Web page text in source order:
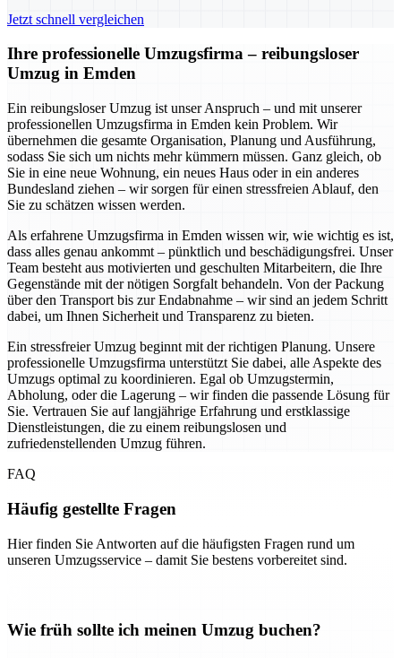
Jetzt schnell vergleichen
Ihre professionelle Umzugsfirma – reibungsloser
Umzug in Emden
Ein reibungsloser Umzug ist unser Anspruch – und mit unserer
professionellen Umzugsfirma in Emden kein Problem. Wir
übernehmen die gesamte Organisation, Planung und Ausführung,
sodass Sie sich um nichts mehr kümmern müssen. Ganz gleich, ob
Sie in eine neue Wohnung, ein neues Haus oder in ein anderes
Bundesland ziehen – wir sorgen für einen stressfreien Ablauf, den
Sie zu schätzen wissen werden.
Als erfahrene Umzugsfirma in Emden wissen wir, wie wichtig es ist,
dass alles genau ankommt – pünktlich und beschädigungsfrei. Unser
Team besteht aus motivierten und geschulten Mitarbeitern, die Ihre
Gegenstände mit der nötigen Sorgfalt behandeln. Von der Packung
über den Transport bis zur Endabnahme – wir sind an jedem Schritt
dabei, um Ihnen Sicherheit und Transparenz zu bieten.
Ein stressfreier Umzug beginnt mit der richtigen Planung. Unsere
professionelle Umzugsfirma unterstützt Sie dabei, alle Aspekte des
Umzugs optimal zu koordinieren. Egal ob Umzugstermin,
Abholung, oder die Lagerung – wir finden die passende Lösung für
Sie. Vertrauen Sie auf langjährige Erfahrung und erstklassige
Dienstleistungen, die zu einem reibungslosen und
zufriedenstellenden Umzug führen.
FAQ
Häufig gestellte Fragen
Hier finden Sie Antworten auf die häufigsten Fragen rund um
unseren Umzugsservice – damit Sie bestens vorbereitet sind.
Wie früh sollte ich meinen Umzug buchen?